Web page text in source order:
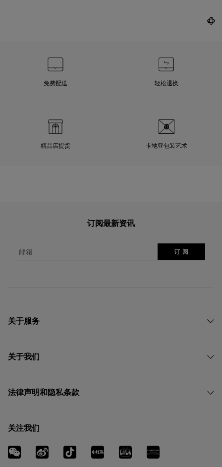
免费配送 轻松退换
精品店提货 卡地亚包装艺术
订阅最新资讯
邮箱 订 阅
关于服务
关于我们
法律声明和隐私条款
关注我们